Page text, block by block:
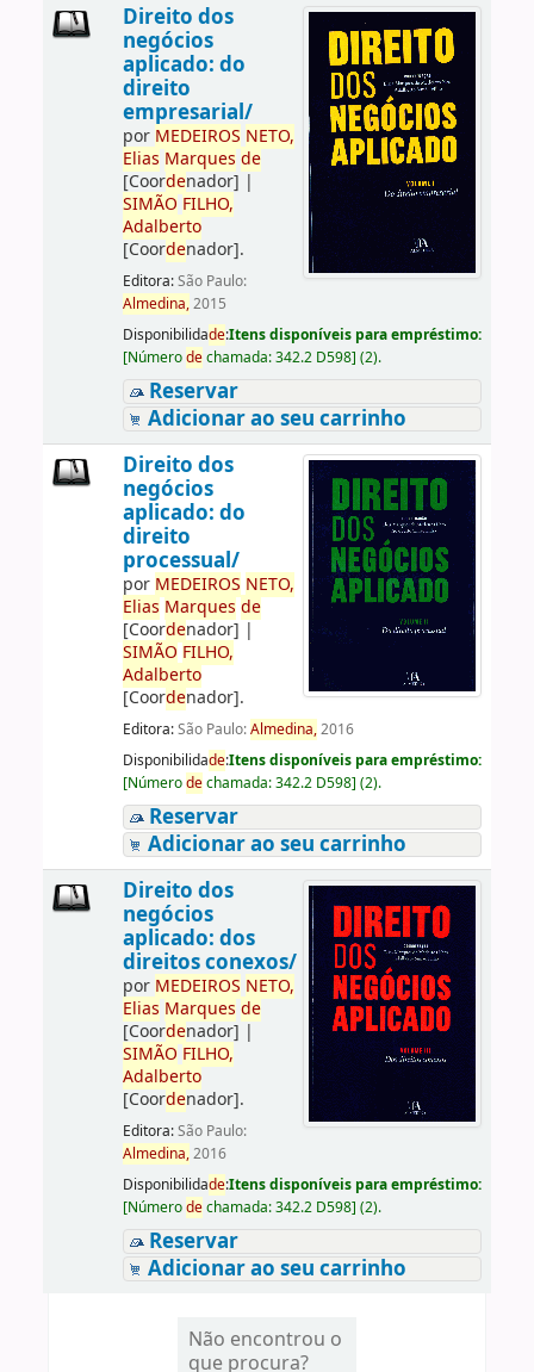
Direito dos
negócios
aplicado: do
direito
empresarial/
por MEDEIROS NETO,
Elias Marques de
[Coordenador] |
SIMÃO FILHO,
Adalberto
[Coordenador].
Editora:São Paulo:
Almedina,2015
Disponibilidade:Itens disponíveis para empréstimo:
[Númerodechamada:342.2 D598] (2).
Reservar
Adicionar ao seu carrinho
Direito dos
negócios
aplicado: do
direito
processual/
por MEDEIROS NETO,
Elias Marques de
[Coordenador] |
SIMÃO FILHO,
Adalberto
[Coordenador].
Editora:São Paulo:Almedina,2016
Disponibilidade:Itens disponíveis para empréstimo:
[Númerodechamada:342.2 D598] (2).
Reservar
Adicionar ao seu carrinho
Direito dos
negócios
aplicado: dos
direitos conexos/
por MEDEIROS NETO,
Elias Marques de
[Coordenador] |
SIMÃO FILHO,
Adalberto
[Coordenador].
Editora:São Paulo:
Almedina,2016
Disponibilidade:Itens disponíveis para empréstimo:
[Númerodechamada:342.2 D598] (2).
Reservar
Adicionar ao seu carrinho
Não encontrou o
que procura?